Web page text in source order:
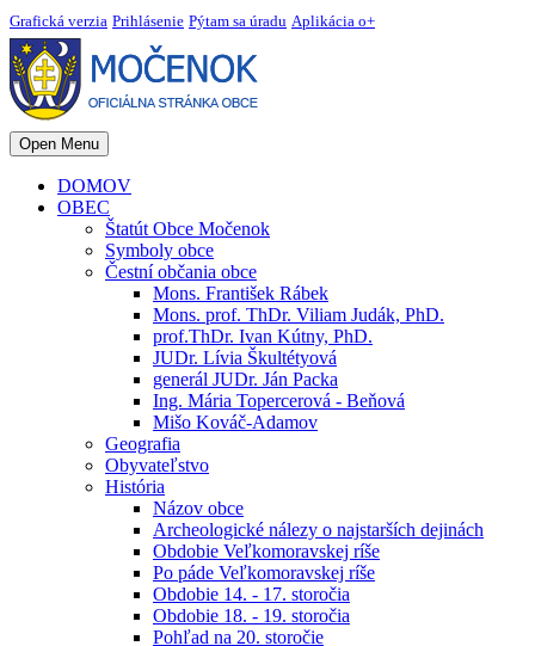
Grafická verzia Prihlásenie Pýtam sa úradu Aplikácia o+
Open Menu
DOMOV
OBEC
Štatút Obce Močenok
Symboly obce
Čestní občania obce
Mons. František Rábek
Mons. prof. ThDr. Viliam Judák, PhD.
prof.ThDr. Ivan Kútny, PhD.
JUDr. Lívia Škultétyová
generál JUDr. Ján Packa
Ing. Mária Topercerová - Beňová
Mišo Kováč-Adamov
Geografia
Obyvateľstvo
História
Názov obce
Archeologické nálezy o najstarších dejinách
Obdobie Veľkomoravskej ríše
Po páde Veľkomoravskej ríše
Obdobie 14. - 17. storočia
Obdobie 18. - 19. storočia
Pohľad na 20. storočie